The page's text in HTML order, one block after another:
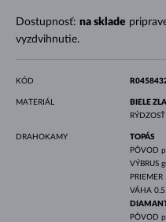
Dostupnosť: na sklade
vyzdvihnutie.
KÓD
MATERIÁL
BIELE
RÝDZOSŤ
DRAHOKAMY
TOPÁS
PÔVOD
VÝBRUS
PRIEMER
VÁHA
PÔVOD